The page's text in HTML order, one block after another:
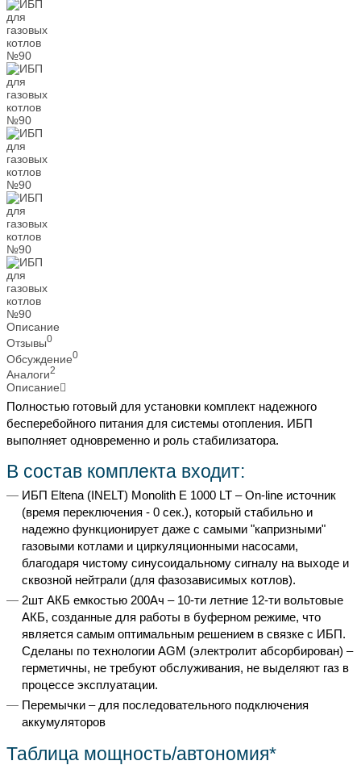
Описание
Отзывы0
Обсуждение0
Аналоги2
Описание
Полностью готовый для установки комплект надежного
бесперебойного питания для системы отопления. ИБП
выполняет одновременно и роль стабилизатора.
В состав комплекта входит:
ИБП Eltena (INELT) Monolith E 1000 LT – On-line источник
(время переключения - 0 сек.), который стабильно и
надежно функционирует даже с самыми "капризными"
газовыми котлами и циркуляционными насосами,
благодаря чистому синусоидальному сигналу на выходе и
сквозной нейтрали (для фазозависимых котлов).
2шт АКБ емкостью 200Ач – 10-ти летние 12-ти вольтовые
АКБ, созданные для работы в буферном режиме, что
является самым оптимальным решением в связке с ИБП.
Сделаны по технологии AGM (электролит абсорбирован) –
герметичны, не требуют обслуживания, не выделяют газ в
процессе эксплуатации.
Перемычки – для последовательного подключения
аккумуляторов
Таблица мощность/автономия*